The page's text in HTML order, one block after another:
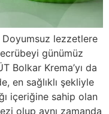
lezzetlere
günümüz
Bolkar Krema’yı da
en sağlıklı şekliyle
içeriğine sahip olan
olup aynı zamanda